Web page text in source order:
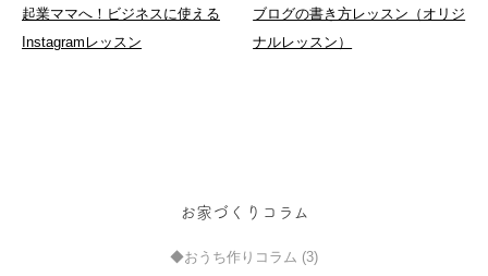
起業ママへ！ビジネスに使える
Instagramレッスン
ブログの書き方レッスン（オリジ
ナルレッスン）
お家づくりコラム
◆おうち作りコラム (3)